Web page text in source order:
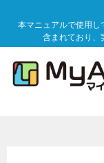
本マニュアルで使用し
含まれており、